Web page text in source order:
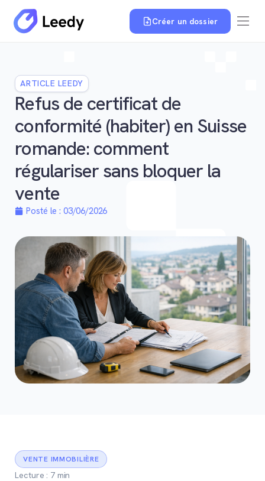
Créer un dossier
ARTICLE LEEDY
Refus de certificat de
conformité (habiter) en Suisse
romande: comment
régulariser sans bloquer la
vente
Posté le : 03/06/2026
VENTE IMMOBILIÈRE
Lecture : 7 min